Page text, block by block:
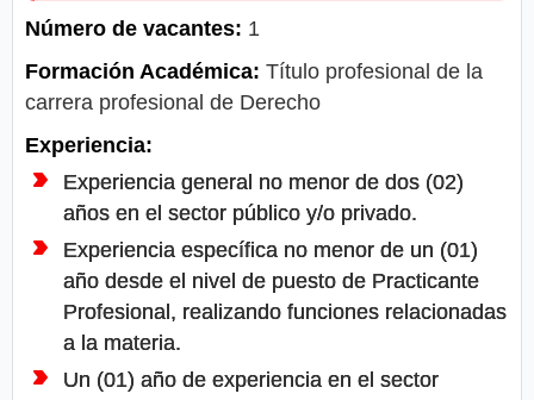
Número de vacantes: 1
Formación Académica: Título profesional de la
carrera profesional de Derecho
Experiencia:
Experiencia general no menor de dos (02)
años en el sector público y/o privado.
Experiencia específica no menor de un (01)
año desde el nivel de puesto de Practicante
Profesional, realizando funciones relacionadas
a la materia.
Un (01) año de experiencia en el sector